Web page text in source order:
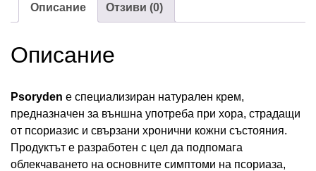
Описание Отзиви (0)
Описание
Psoryden е специализиран натурален крем,
предназначен за външна употреба при хора, страдащи
от псориазис и свързани хронични кожни състояния.
Продуктът е разработен с цел да подпомага
облекчаването на основните симптоми на псориаза,